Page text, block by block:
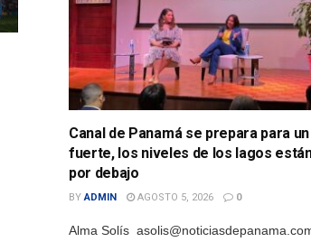
Canal de Panamá se prepara para
fuerte, los niveles de los lagos
por debajo
BY ADMIN AGOSTO 5, 2026 0
Alma Solís